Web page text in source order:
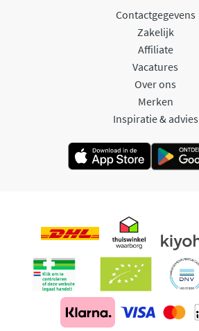
Contactgegevens
Zakelijk
Affiliate
Vacatures
Over ons
Merken
Inspiratie & advies